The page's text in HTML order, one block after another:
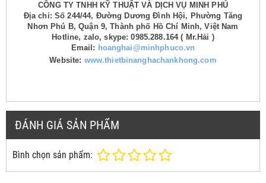
CÔNG TY TNHH KỸ THUẬT VÀ DỊCH VỤ MINH PHÚ
Địa chỉ: Số 244/44, Đường Dương Đình Hội, Phường Tăng
Nhơn Phú B, Quận 9, Thành phố Hồ Chí Minh, Việt Nam
Hotline, zalo, skype: 0985.288.164 ( Mr.Hải )
Email: hoanghai@minhphuco.vn
Website: www.thietbinanghachankhong.com
ĐÁNH GIÁ SẢN PHẨM
Bình chọn sản phẩm: